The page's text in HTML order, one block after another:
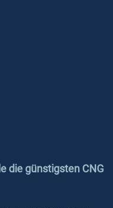
die günstigsten CNG